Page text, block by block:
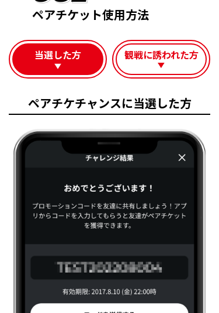
ペアチケット使用方法
当選した方 観戦に誘われた方
ペアチケチャンスに当選した方